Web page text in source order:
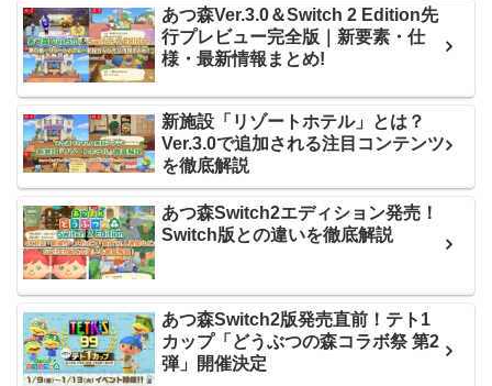
あつ森Ver.3.0＆Switch 2 Edition先
行プレビュー完全版｜新要素・仕
様・最新情報まとめ!
新施設「リゾートホテル」とは？
Ver.3.0で追加される注目コンテンツ
を徹底解説
あつ森Switch2エディション発売！
Switch版との違いを徹底解説
あつ森Switch2版発売直前！テト1
カップ「どうぶつの森コラボ祭 第2
弾」開催決定